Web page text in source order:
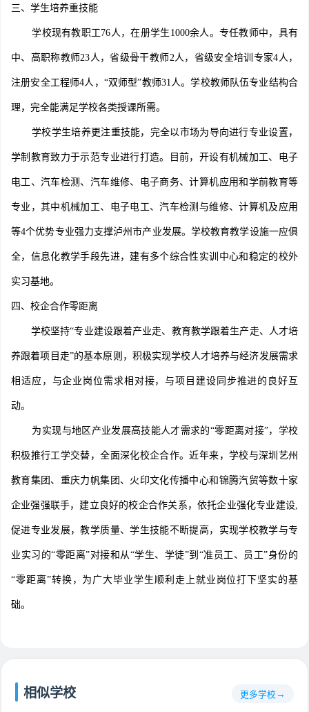
三、学生培养重技能
学校现有教职工76人，在册学生1000余人。专任教师中，具有
中、高职称教师23人，省级骨干教师2人，省级安全培训专家4人，
注册安全工程师4人，“双师型”教师31人。学校教师队伍专业结构合
理，完全能满足学校各类授课所需。
学校学生培养更注重技能，完全以市场为导向进行专业设置，
学制教育致力于示范专业进行打造。目前，开设有机械加工、电子
电工、汽车检测、汽车维修、电子商务、计算机应用和学前教育等
专业，其中机械加工、电子电工、汽车检测与维修、计算机及应用
等4个优势专业强力支撑泸州市产业发展。学校教育教学设施一应俱
全，信息化教学手段先进，建有多个综合性实训中心和稳定的校外
实习基地。
四、校企合作零距离
学校坚持“专业建设跟着产业走、教育教学跟着生产走、人才培
养跟着项目走”的基本原则，积极实现学校人才培养与经济发展需求
相适应，与企业岗位需求相对接，与项目建设同步推进的良好互
动。
为实现与地区产业发展高技能人才需求的“零距离对接”，学校
积极推行工学交替，全面深化校企合作。近年来，学校与深圳艺州
教育集团、重庆力帆集团、火印文化传播中心和锦腾汽贸等数十家
企业强强联手，建立良好的校企合作关系，依托企业强化专业建设,
促进专业发展，教学质量、学生技能不断提高，实现学校教学与专
业实习的“零距离”对接和从“学生、学徒”到“准员工、员工”身份的
“零距离”转换，为广大毕业学生顺利走上就业岗位打下坚实的基
础。
相似学校 更多学校